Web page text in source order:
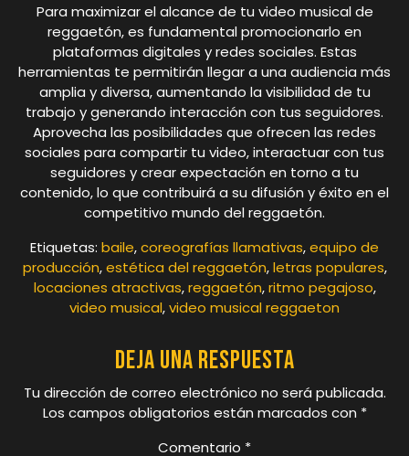
Para maximizar el alcance de tu video musical de
reggaetón, es fundamental promocionarlo en
plataformas digitales y redes sociales. Estas
herramientas te permitirán llegar a una audiencia más
amplia y diversa, aumentando la visibilidad de tu
trabajo y generando interacción con tus seguidores.
Aprovecha las posibilidades que ofrecen las redes
sociales para compartir tu video, interactuar con tus
seguidores y crear expectación en torno a tu
contenido, lo que contribuirá a su difusión y éxito en el
competitivo mundo del reggaetón.
Etiquetas: baile,coreografías llamativas,equipo de
producción,estética del reggaetón,letras populares,
locaciones atractivas,reggaetón,ritmo pegajoso,
video musical,video musical reggaeton
Deja una respuesta
Tu dirección de correo electrónico no será publicada.
Los campos obligatorios están marcados con *
Comentario *